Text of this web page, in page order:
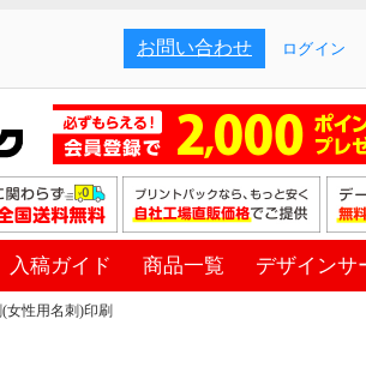
お問い合わせ ログイン
入稿ガイド 商品一覧 デザインサ
女性用名刺)印刷